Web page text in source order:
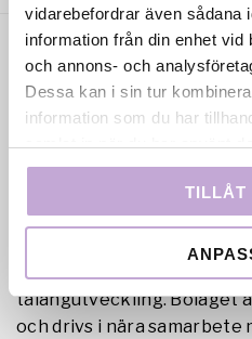
vidarebefordrar även sådana
information från din enhet
och annons- och
Dessa kan i sin tur
information som du har
samlat in när du har använt
TILLÅT
Film Stockholm AB är en
uppdrag att skapa
produktion i
samproduktion,
talangutveckling. Bolaget
och drivs i nära samarbete